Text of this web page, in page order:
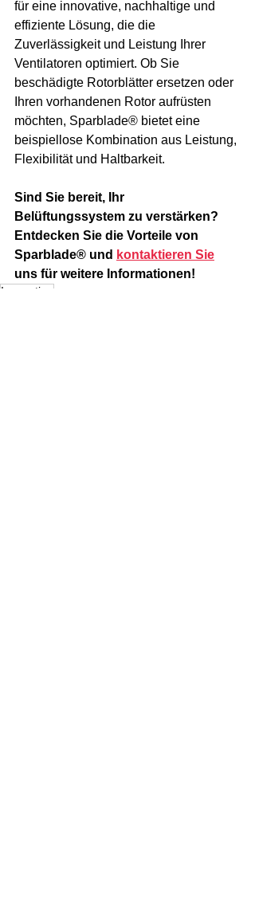
für eine innovative, nachhaltige und
effiziente Lösung, die die
Zuverlässigkeit und Leistung Ihrer
Ventilatoren optimiert. Ob Sie
beschädigte Rotorblätter ersetzen oder
Ihren vorhandenen Rotor aufrüsten
möchten, Sparblade® bietet eine
beispiellose Kombination aus Leistung,
Flexibilität und Haltbarkeit.
Sind Sie bereit, Ihr
Belüftungssystem zu verstärken?
Entdecken Sie die Vorteile von
Sparblade® und kontaktieren Sie
uns für weitere Informationen!
Innovation